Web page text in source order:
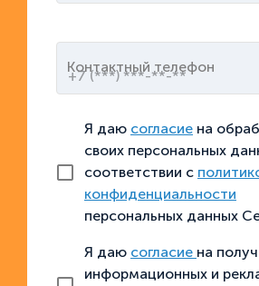
Контактный телефон
Я даю согласие на
своих персональных
соответствии с
конфиденциальности
персональных данных
Я даю согласие на
информационных и